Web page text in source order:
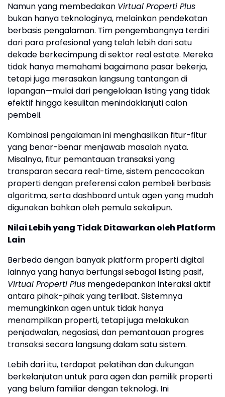
Namun yang membedakan Virtual Properti Plus
bukan hanya teknologinya, melainkan pendekatan
berbasis pengalaman. Tim pengembangnya terdiri
dari para profesional yang telah lebih dari satu
dekade berkecimpung di sektor real estate. Mereka
tidak hanya memahami bagaimana pasar bekerja,
tetapi juga merasakan langsung tantangan di
lapangan—mulai dari pengelolaan listing yang tidak
efektif hingga kesulitan menindaklanjuti calon
pembeli.
Kombinasi pengalaman ini menghasilkan fitur-fitur
yang benar-benar menjawab masalah nyata.
Misalnya, fitur pemantauan transaksi yang
transparan secara real-time, sistem pencocokan
properti dengan preferensi calon pembeli berbasis
algoritma, serta dashboard untuk agen yang mudah
digunakan bahkan oleh pemula sekalipun.
Nilai Lebih yang Tidak Ditawarkan oleh Platform
Lain
Berbeda dengan banyak platform properti digital
lainnya yang hanya berfungsi sebagai listing pasif,
Virtual Properti Plus mengedepankan interaksi aktif
antara pihak-pihak yang terlibat. Sistemnya
memungkinkan agen untuk tidak hanya
menampilkan properti, tetapi juga melakukan
penjadwalan, negosiasi, dan pemantauan progres
transaksi secara langsung dalam satu sistem.
Lebih dari itu, terdapat pelatihan dan dukungan
berkelanjutan untuk para agen dan pemilik properti
yang belum familiar dengan teknologi. Ini